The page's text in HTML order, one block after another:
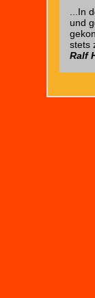
...In
und
stets
Ralf